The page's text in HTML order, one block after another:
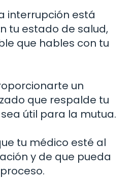
interrupción está
tu estado de salud,
que hables con tu
un
que respalde tu
útil para la mutua.
tu médico esté al
y de que pueda